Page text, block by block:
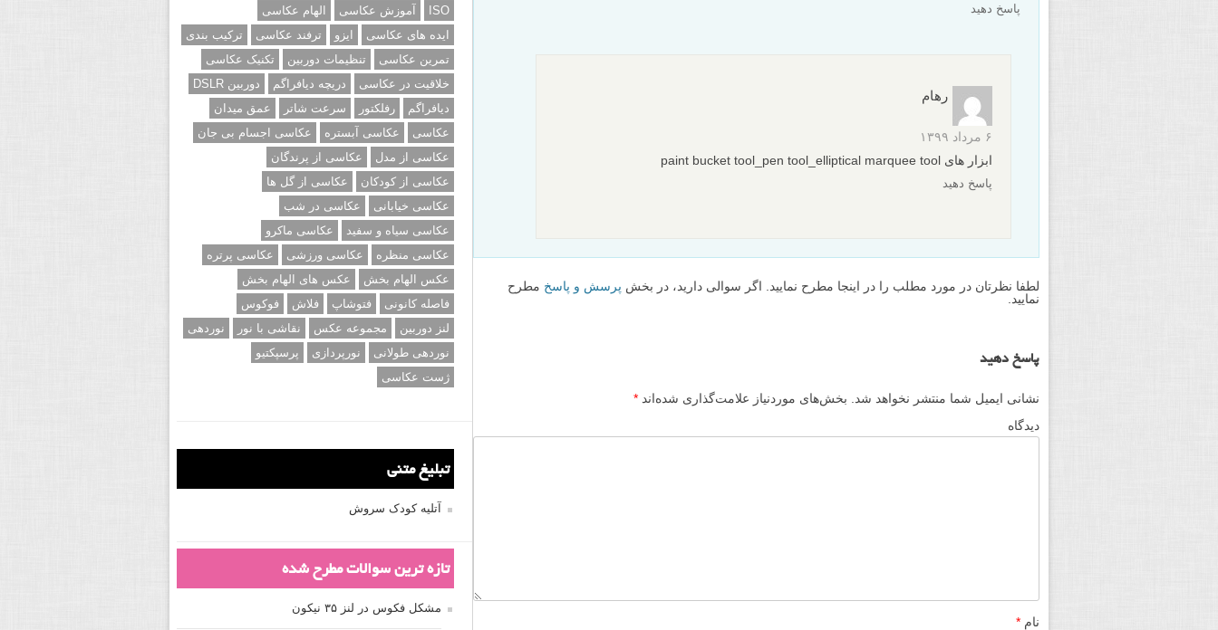
پاسخ دهید
رهام
۶ مرداد ۱۳۹۹
ابزار های paint bucket tool_pen tool_elliptical marquee tool
پاسخ دهید
لطفا نظرتان در مورد مطلب را در اینجا مطرح نمایید. اگر سوالی دارید، در بخش پرسش و پاسخ مطرح
نمایید.
پاسخ دهید
نشانی ایمیل شما منتشر نخواهد شد. بخش‌های موردنیاز علامت‌گذاری شده‌اند *
دیدگاه
نام *
ISO آموزش عکاسی
الهام عکاسی
ایده های عکاسی
ایزو ترفند عکاسی
ترکیب بندی
تمرین عکاسی
تنظیمات دوربین
تکنیک عکاسی
خلاقیت در عکاسی
دریچه دیافراگم
دوربین DSLR
دیافراگم
رفلکتور سرعت شاتر
عمق میدان
عکاسی
عکاسی آبستره
عکاسی اجسام بی جان
عکاسی از مدل
عکاسی از پرندگان
عکاسی از کودکان
عکاسی از گل ها
عکاسی خیابانی
عکاسی در شب
عکاسی سیاه و سفید
عکاسی ماکرو
عکاسی منظره
عکاسی ورزشی
عکاسی پرتره
عکس الهام بخش
عکس های الهام بخش
فاصله کانونی
فتوشاپ فلاش
فوکوس
لنز دوربین
مجموعه عکس نقاشی با نور
نوردهی
نوردهی طولانی
نورپردازی
پرسپکتیو
ژست عکاسی
تبلیغ متنی
آتلیه کودک سروش
تازه ترین سوالات مطرح شده
مشکل فکوس در لنز ۳۵ نیکون